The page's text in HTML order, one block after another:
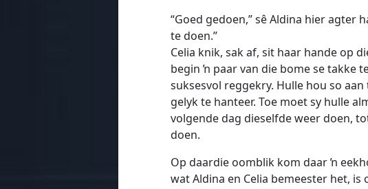
“Goed gedoen,” sê Aldina hier agter
te doen.”
Celia knik, sak af, sit haar hande op
begin ŉ paar van die bome se takke
suksesvol reggekry. Hulle hou so
gelyk te hanteer. Toe moet sy hulle
volgende dag dieselfde weer doen,
doen.
Op daardie oomblik kom daar ŉ
wat Aldina en Celia bemeester het,